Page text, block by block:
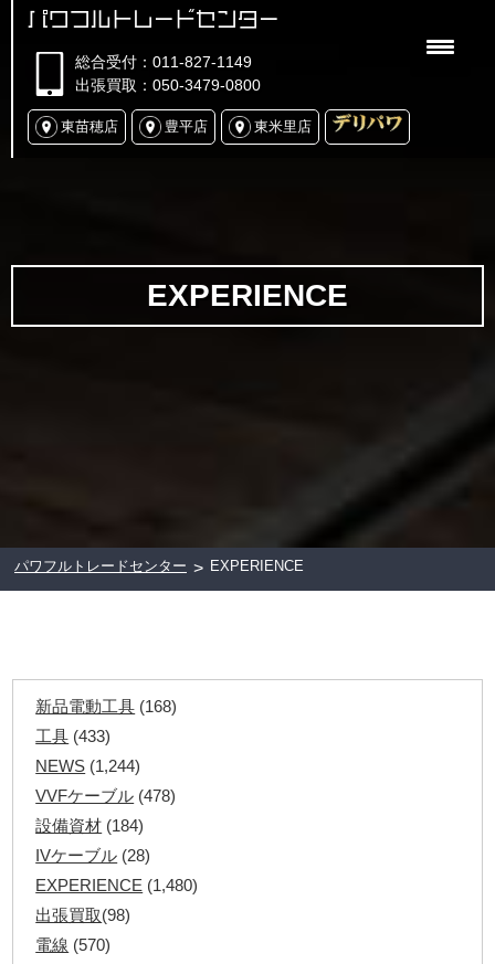
パワフルトレードセンター
総合受付：011-827-1149
出張買取：050-3479-0800
東苗穂店 豊平店 東米里店
EXPERIENCE
パワフルトレードセンター > EXPERIENCE
新品電動工具 (168)
工具 (433)
NEWS (1,244)
VVFケーブル (478)
設備資材 (184)
IVケーブル (28)
EXPERIENCE (1,480)
出張買取(98)
電線 (570)